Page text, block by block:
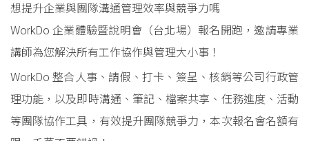
想提升企業與團隊溝通管理效率與競爭力嗎
WorkDo 企業體驗暨說明會（台北場）報名開跑，邀請專業
講師為您解決所有工作協作與管理大小事！
WorkDo 整合人事、請假、打卡、簽呈、核銷等公司行政管
理功能，以及即時溝通、筆記、檔案共享、任務進度、活動
等團隊協作工具，有效提升團隊競爭力，本次報名會名額有